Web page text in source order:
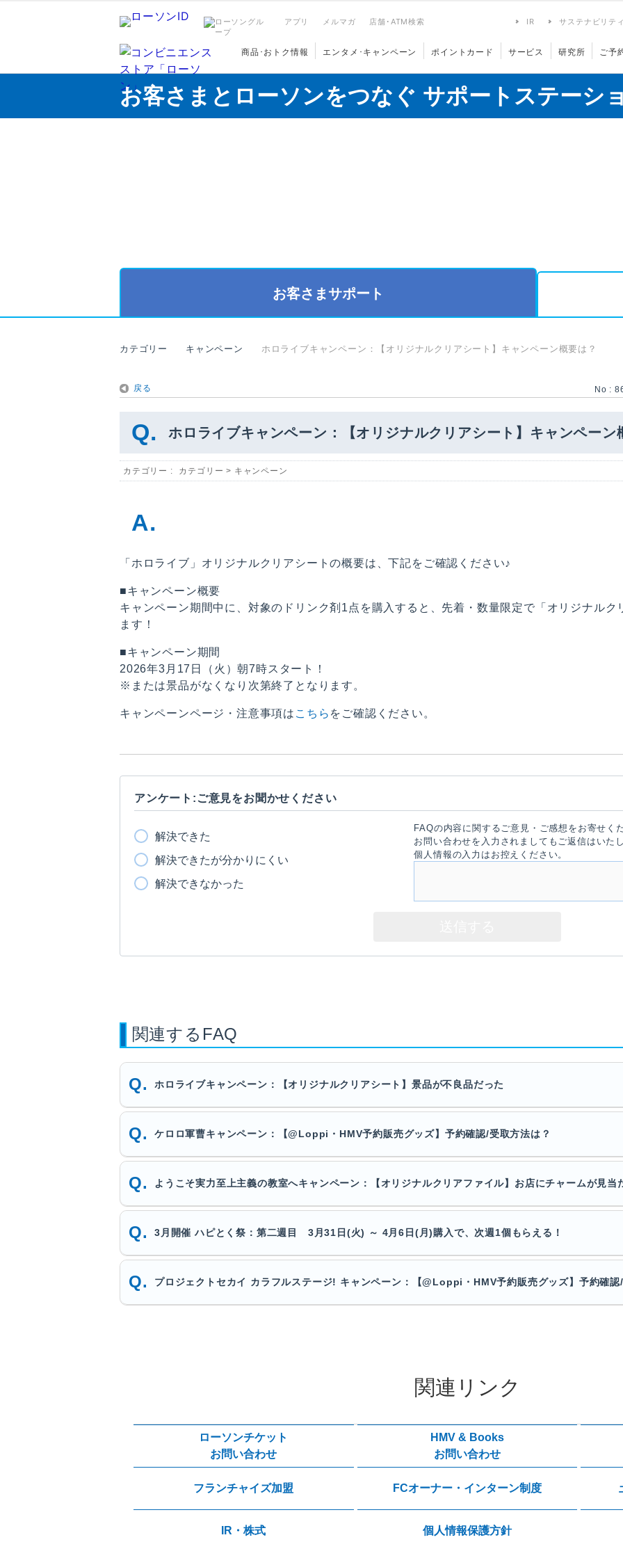
アプリ メルマガ 店舗･ATM検索 IR サステナビリテ
商品･おトク情報 エンタメ･キャンペーン ポイントカード サービス 研究所 ご予
お客さまとローソンをつなぐ サポートステーシ
お客さまサポート
カテゴリー キャンペーン ホロライブキャンペーン：【オリジナルクリアシート】キャンペーン概要は？
戻る No :
ホロライブキャンペーン：【オリジナルクリアシート】キャンペーン
カテゴリー : カテゴリー > キャンペーン
「ホロライブ」オリジナルクリアシートの概要は、下記をご確認ください♪
■キャンペーン概要
キャンペーン期間中に、対象のドリンク剤1点を購入すると、先着・数量限定で「オリジナル
ます！
■キャンペーン期間
2026年3月17日（火）朝7時スタート！
※または景品がなくなり次第終了となります。
キャンペーンページ・注意事項は こちら をご確認ください。
アンケート:ご意見をお聞かせください
解決できた
解決できたが分かりにくい
解決できなかった
FAQの内容に関するご意見・ご感想をお寄せく
お問い合わせを入力されましてもご返信はいた
個人情報の入力はお控えください。
関連するFAQ
ホロライブキャンペーン：【オリジナルクリアシート】景品が不良品だった
ケロロ軍曹キャンペーン：【@Loppi・HMV予約販売グッズ】予約確認/受取方法は？
ようこそ実力至上主義の教室へキャンペーン：【オリジナルクリアファイル】お店にチャームが見当
3月開催 ハピとく祭：第二週目 3月31日(火) ～ 4月6日(月)購入で、次週1個もらえる！
プロジェクトセカイ カラフルステージ! キャンペーン：【@Loppi・HMV予約販売グッズ】予約確認
関連リンク
ローソンチケット
お問い合わせ
HMV & Books
お問い合わせ
フランチャイズ加盟 FCオーナー・インターン制度
IR・株式 個人情報保護方針